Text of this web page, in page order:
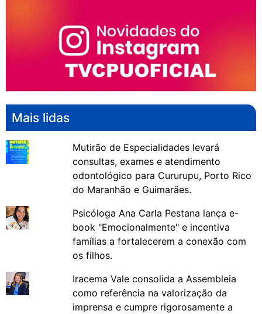
Mais lidas
Mutirão de Especialidades levará
consultas, exames e atendimento
odontológico para Cururupu, Porto Rico
do Maranhão e Guimarães.
Psicóloga Ana Carla Pestana lança e-
book "Emocionalmente" e incentiva
famílias a fortalecerem a conexão com
os filhos.
Iracema Vale consolida a Assembleia
como referência na valorização da
imprensa e cumpre rigorosamente a